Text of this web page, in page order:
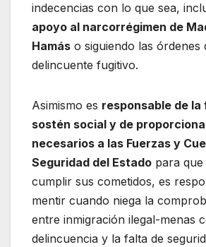
indecencias con lo que sea,
apoyo al narcorrégimen de
Hamás o siguiendo las órdenes
delincuente fugitivo.
Asimismo es responsable de la
sostén social y de
necesarios a las Fuerzas y
Seguridad del Estado para
cumplir sus cometidos, es
mentir cuando niega la
entre inmigración ilegal-menas
delincuencia y la falta de